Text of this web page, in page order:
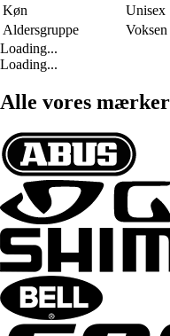
Køn
Unisex
Aldersgruppe
Voksen
Loading...
Loading...
Alle vores mærker